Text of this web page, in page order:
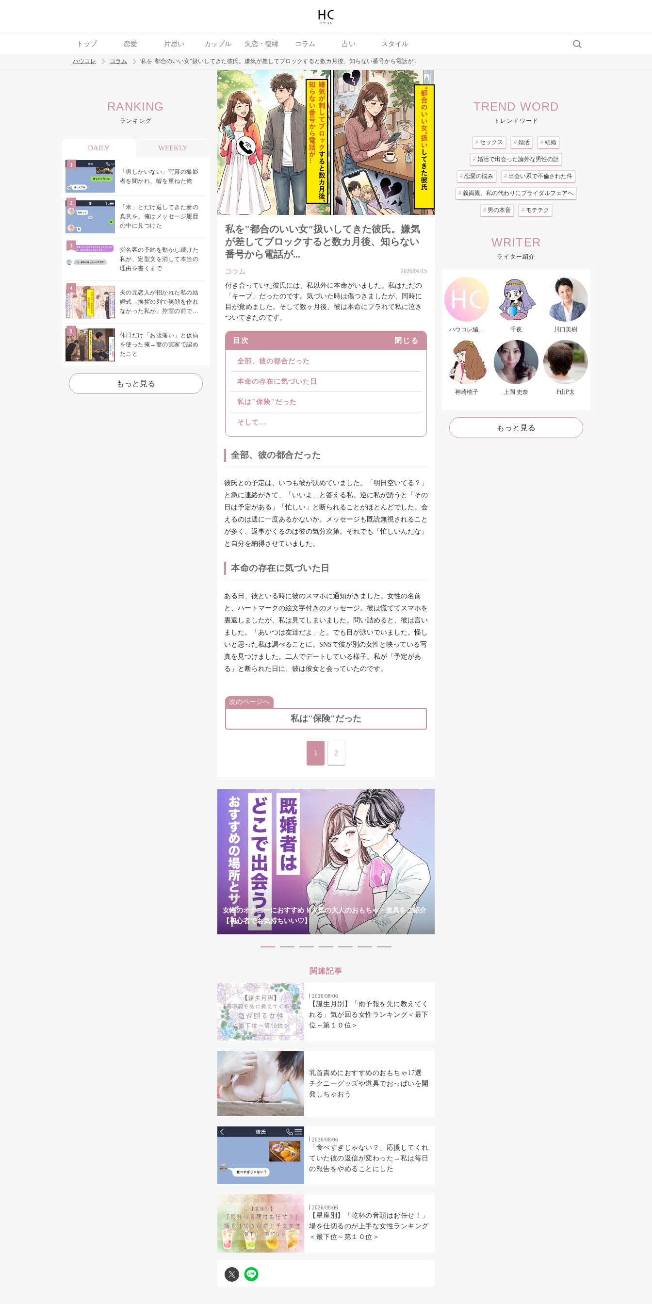
トップ 恋愛 片思い カップル 失恋・復縁 コラム 占い スタイル
トレンド ワード
イイ女 婚活
ハウコレ コラム 私を"都合のいい女"扱いしてきた彼氏。嫌気が差してブロックすると数カ月後、知らない番号から電話が...
RANKING
ランキング
DAILY WEEKLY
「男しかいない」写真の撮影
者を聞かれ、嘘を重ねた俺
「米」とだけ返してきた妻の
真意を、俺はメッセージ履歴
の中に見つけた
指名客の予約を動かし続けた
私が、定型文を消して本当の
理由を書くまで
夫の元恋人が招かれた私の結
婚式→挨拶の列で笑顔を作れ
なかった私が、控室の前で彼
休日だけ「お腹痛い」と仮病
を使った俺→妻の実家で認め
たこと
もっと見る
私を"都合のいい女"扱いしてきた彼氏。嫌気
が差してブロックすると数カ月後、知らない
番号から電話が...
コラム 2026/04/15
付き合っていた彼氏には、私以外に本命がいました。私はただの
「キープ」だったのです。気づいた時は傷つきましたが、同時に
目が覚めました。そして数ヶ月後、彼は本命にフラれて私に泣き
ついてきたのです。
目次 閉じる
全部、彼の都合だった
本命の存在に気づいた日
私は"保険"だった
そして...
全部、彼の都合だった
彼氏との予定は、いつも彼が決めていました。「明日空いてる？」
と急に連絡がきて、「いいよ」と答える私。逆に私が誘うと「その
日は予定がある」「忙しい」と断られることがほとんどでした。会
えるのは週に一度あるかないか。メッセージも既読無視されること
が多く、返事がくるのは彼の気分次第。それでも「忙しいんだな」
と自分を納得させていました。
本命の存在に気づいた日
ある日、彼といる時に彼のスマホに通知がきました。女性の名前
と、ハートマークの絵文字付きのメッセージ。彼は慌ててスマホを
裏返しましたが、私は見てしまいました。問い詰めると、彼は言い
ました。「あいつは友達だよ」と。でも目が泳いでいました。怪し
いと思った私は調べることに。SNSで彼が別の女性と映っている写
真を見つけました。二人でデートしている様子。私が「予定があ
る」と断られた日に、彼は彼女と会っていたのです。
次のページへ
私は"保険"だった
1 2
女性のオナニーにおすすめ！人気の大人のおもちゃ・道具をご紹介
【初心者でも気持ちいい♡】
関連記事
2026/08/06
【誕生月別】「雨予報を先に教えてく
れる」気が回る女性ランキング＜最下
位～第１０位＞
乳首責めにおすすめのおもちゃ17選
チクニーグッズや道具でおっぱいを開
発しちゃおう
2026/08/06
「食べすぎじゃない？」応援してくれ
ていた彼の返信が変わった→私は毎日
の報告をやめることにした
2026/08/06
【星座別】「乾杯の音頭はお任せ！」
場を仕切るのが上手な女性ランキング
＜最下位～第１０位＞
TREND WORD
トレンドワード
# セックス # 婚活 # 結婚
# 婚活で出会った論外な男性の話
# 恋愛の悩み # 出会い系で不倫された件
# 義両親、私の代わりにブライダルフェアへ
# 男の本音 # モテテク
WRITER
ライター紹介
ハウコレ編集
千夜 川口美樹
神崎桃子 上岡 史奈 P山P太
もっと見る